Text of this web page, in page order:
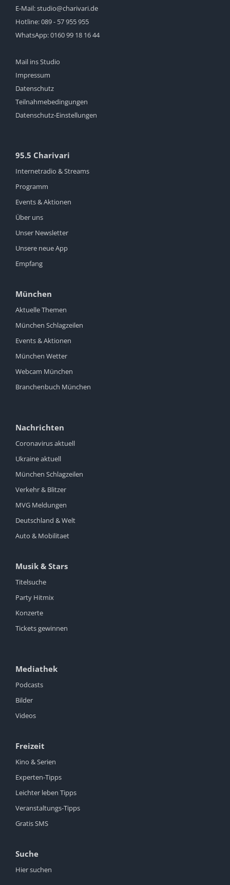
E-Mail:studio@charivari.de
Hotline:089 - 57 955 955
WhatsApp:0160 99 18 16 44
Mail ins Studio
Impressum
Datenschutz
Teilnahmebedingungen
Datenschutz-Einstellungen
95.5 Charivari
Internetradio & Streams
Programm
Events & Aktionen
Über uns
Unser Newsletter
Unsere neue App
Empfang
München
Aktuelle Themen
München Schlagzeilen
Events & Aktionen
München Wetter
Webcam München
Branchenbuch München
Nachrichten
Coronavirus aktuell
Ukraine aktuell
München Schlagzeilen
Verkehr & Blitzer
MVG Meldungen
Deutschland & Welt
Auto & Mobilitaet
Musik & Stars
Titelsuche
Party Hitmix
Konzerte
Tickets gewinnen
Mediathek
Podcasts
Bilder
Videos
Freizeit
Kino & Serien
Experten-Tipps
Leichter leben Tipps
Veranstaltungs-Tipps
Gratis SMS
Suche
Hier suchen